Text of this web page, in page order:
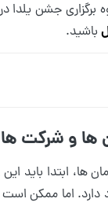
برگزاری جشن
باشید.
و شرکت ها
ابتدا باید این
اما ممکن است